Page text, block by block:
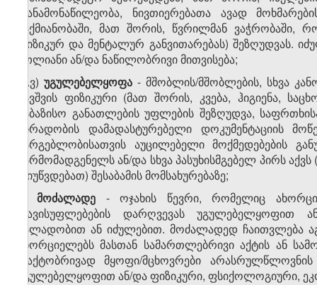
თანამონაწილეობა, ნივთიერებათა ავად
საქმიანობაში, მათ შორის, წვრილმან ვაჭრობაში,
ფიზიკურ და მენტალურ განვითარებას) შეზღუდვას.
მთლიანი ან/და ნაწილობრივი მითვისება;
თ.ვ)უგულებელყოფა - მშობლის/მშობლების, სხვა
ბავშვის ფიზიკური (მათ შორის, კვება, ჰიგიენა,
საბაზისო განათლების უფლების შეზღუდვა,
პირადობის დამადასტურებელი დოკუმენტაციის
სარგებლობისათვის აუცილებელი მოქმედებების
წარმომადგენელს ან/და სხვა პასუხისმგებელ პირს
(მიუწვდებათ) შესაბამის მომსახურებაზე;
ი)მოძალადე - ოჯახის წევრი, რომელიც
თავისუფლებების დარღვევას უგულებელყოფით
ძალადობით ან იძულებით. მოძალადედ ჩაითვლება
ახორციელებს მასთან სამართლებრივი აქტის ან
ფაქტობრივად მყოფი/მცხოვრები
უგულებელყოფით ან/და ფიზიკური, ფსიქოლოგიური,